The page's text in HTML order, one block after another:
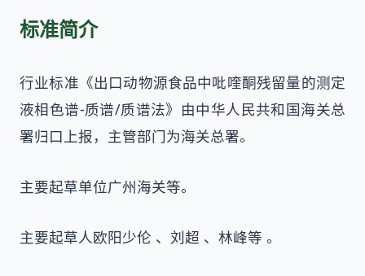
标准简介
行业标准《出口动物源食品中吡喹酮残留量的测定
液相色谱-质谱/质谱法》由中华人民共和国海关总
署归口上报，主管部门为海关总署。
主要起草单位广州海关等。
主要起草人欧阳少伦 、刘超 、林峰等 。